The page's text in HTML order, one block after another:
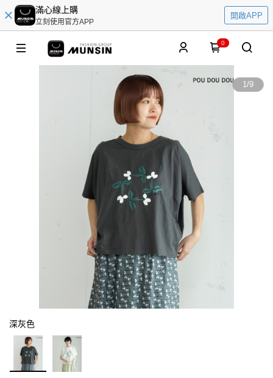
滿心線上購
立刻使用官方APP
開啟APP
0
1/9
深灰色